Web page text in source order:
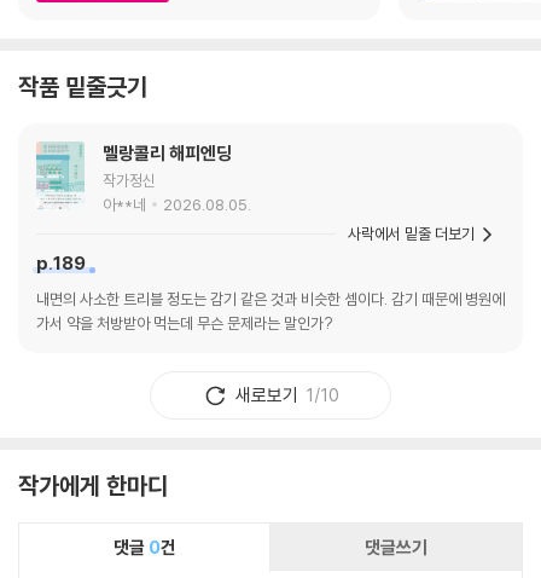
작품 밑줄긋기
멜랑콜리 해피엔딩
작가정신
아**네
2026.08.05.
p.189
내면의 사소한 트리블 정도는 감기 같은 것과 비슷한 셈이다. 감기 때문에 병원에
가서 약을 처방받아 먹는데 무슨 문제라는 말인가?
사락에서 밑줄 더보기
새로보기 1/10
작가에게 한마디
댓글 0건 댓글쓰기